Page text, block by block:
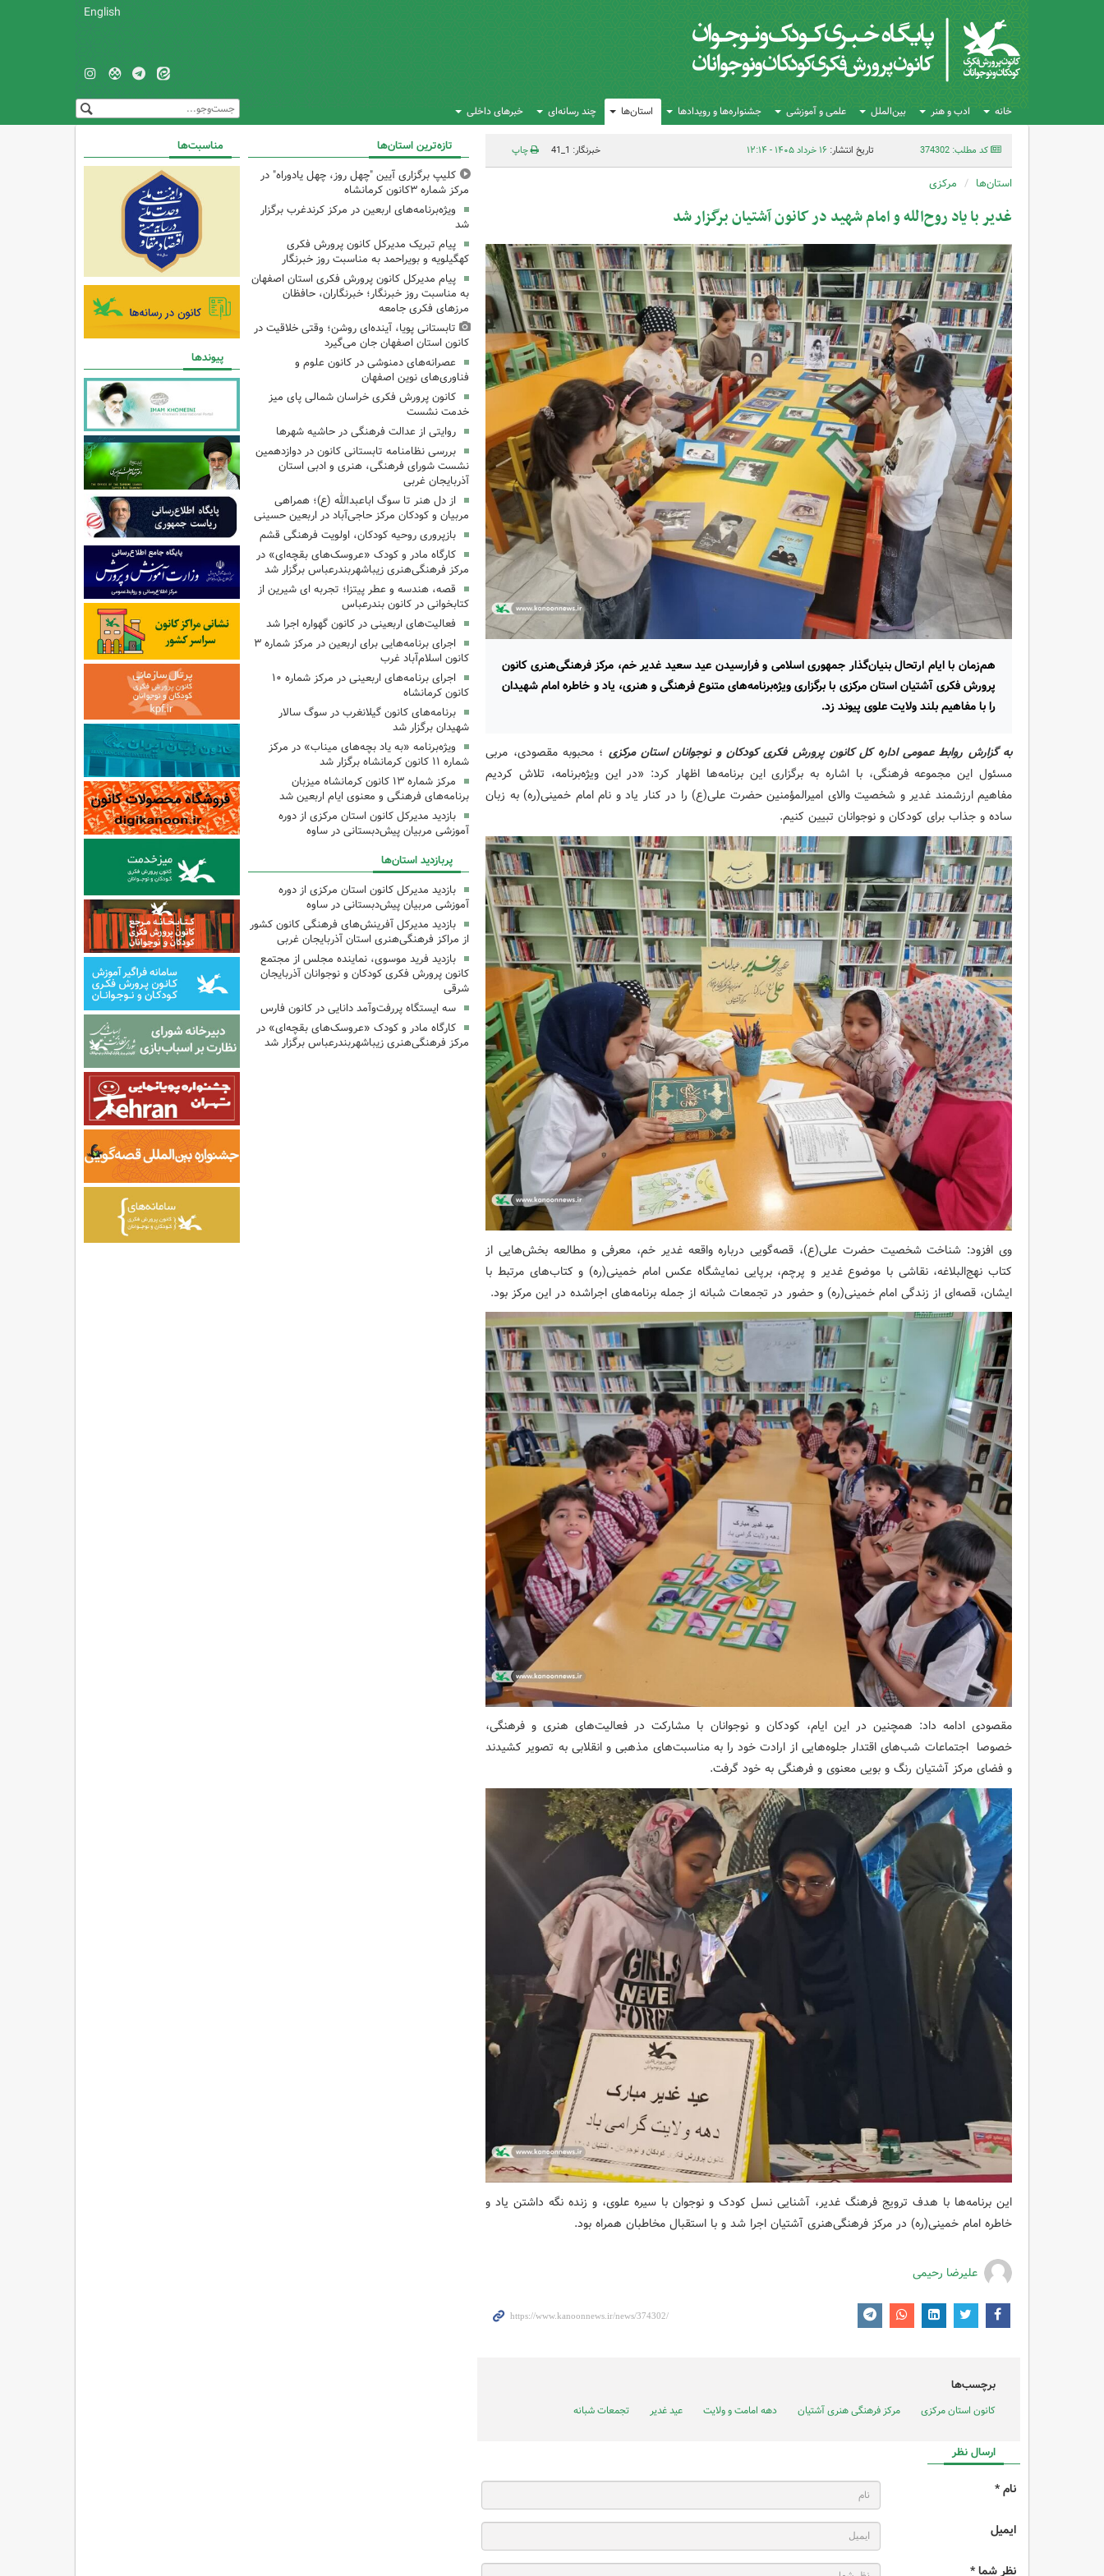
English
خانه ادب و هنر بین‌الملل علمی و آموزشی جشنواره‌ها و رویدادها استان‌ها چند رسانه‌ای خبرهای داخلی
کد مطلب: 374302 تاریخ انتشار:۱۶ خرداد ۱۴۰۵ - ۱۲:۱۴ خبرنگار: 1_41 چاپ
استان‌ها مرکزی
غدیر با یاد روح‌الله و امام شهید در کانون آشتیان برگزار شد
هم‌زمان با ایام ارتحال بنیان‌گذار جمهوری اسلامی و فرارسیدن عید سعید غدیر خم، مرکز فرهنگی‌هنری کانون‌
پرورش فکری آشتیان استان مرکزی با برگزاری ویژه‌برنامه‌های متنوع فرهنگی و هنری، یاد و خاطره امام شهیدان
را با مفاهیم بلند ولایت علوی پیوند زد.
به گزارش روابط عمومی اداره کل کانون پرورش فکری کودکان و نوجوانان استان مرکزی ؛ محبوبه مقصودی، مربی
مسئول این مجموعه فرهنگی، با اشاره به برگزاری این برنامه‌ها اظهار کرد: «در این ویژه‌برنامه، تلاش کردیم
مفاهیم ارزشمند غدیر و شخصیت والای امیرالمؤمنین حضرت علی(ع) را در کنار یاد و نام امام خمینی(ره) به زبان
ساده و جذاب برای کودکان و نوجوانان تبیین کنیم.
وی افزود: شناخت شخصیت حضرت علی(ع)، قصه‌گویی درباره واقعه غدیر خم، معرفی و مطالعه بخش‌هایی از
کتاب نهج‌البلاغه، نقاشی با موضوع غدیر و پرچم، برپایی نمایشگاه عکس امام خمینی(ره) و کتاب‌های مرتبط با
ایشان، قصه‌ای از زندگی امام خمینی(ره) و حضور در تجمعات شبانه از جمله برنامه‌های اجراشده در این مرکز بود.
مقصودی ادامه داد: همچنین در این ایام، کودکان و نوجوانان با مشارکت در فعالیت‌های هنری و فرهنگی،
خصوصا اجتماعات شب‌های اقتدار جلوه‌هایی از ارادت خود را به مناسبت‌های مذهبی و انقلابی به تصویر کشیدند
و فضای مرکز آشتیان رنگ و بویی معنوی و فرهنگی به خود گرفت.
این برنامه‌ها با هدف ترویج فرهنگ غدیر، آشنایی نسل کودک و نوجوان با سیره علوی، و زنده نگه داشتن یاد و
خاطره امام خمینی(ره) در مرکز فرهنگی‌هنری آشتیان اجرا شد و با استقبال مخاطبان همراه بود.
علیرضا رحیمی
برچسب‌ها
کانون استان مرکزی مرکز فرهنگی هنری آشتیان دهه امامت و ولایت عید غدیر تجمعات شبانه
ارسال نظر
نام *
ایمیل
نظر شما *
تازه‌ترین استان‌ها
کلیپ برگزاری آیین "چهل روز، چهل یادوراه" در
مرکز شماره ۳کانون کرمانشاه
ویژه‌برنامه‌های اربعین در مرکز کرندغرب برگزار
شد
پیام تبریک مدیرکل کانون پرورش فکری
کهگیلویه و بویراحمد به مناسبت روز خبرنگار
پیام مدیرکل کانون پرورش فکری استان اصفهان
به مناسبت روز خبرنگار؛ خبرنگاران، حافظان
مرزهای فکری جامعه
تابستانی پویا، آینده‌ای روشن؛ وقتی خلاقیت در
کانون استان اصفهان جان می‌گیرد
عصرانه‌های دمنوشی در کانون علوم و
فناوری‌های نوین اصفهان
کانون پرورش فکری خراسان شمالی پای میز
خدمت نشست
روایتی از عدالت فرهنگی در حاشیه شهرها
بررسی نظامنامه تابستانی کانون در دوازدهمین
نشست شورای فرهنگی، هنری و ادبی استان
آذربایجان غربی
از دل هنر تا سوگ اباعبدالله (ع)؛ همراهی
مربیان و کودکان مرکز حاجی‌آباد در اربعین حسینی
بازپروری روحیه کودکان، اولویت فرهنگی قشم
کارگاه مادر و کودک «عروسک‌های بقچه‌ای» در
مرکز فرهنگی‌هنری زیباشهربندرعباس برگزار شد
قصه، هندسه و عطر پیتزا؛ تجربه ای شیرین از
کتابخوانی در کانون بندرعباس
فعالیت‌های اربعینی در کانون گهواره اجرا شد
اجرای برنامه‌هایی برای اربعین در مرکز شماره ۳
کانون اسلام‌آباد غرب
اجرای برنامه‌های اربعینی در مرکز شماره ۱۰
کانون کرمانشاه
برنامه‌های کانون گیلانغرب در سوگ سالار
شهیدان برگزار شد
ویژه‌برنامه «به یاد بچه‌های میناب» در مرکز
شماره ۱۱ کانون کرمانشاه برگزار شد
مرکز شماره ۱۳ کانون کرمانشاه میزبان
برنامه‌های فرهنگی و معنوی ایام اربعین شد
بازدید مدیرکل کانون استان مرکزی از دوره
آموزشی مربیان پیش‌دبستانی در ساوه
پربازدید استان‌ها
بازدید مدیرکل کانون استان مرکزی از دوره
آموزشی مربیان پیش‌دبستانی در ساوه
بازدید مدیرکل آفرینش‌های فرهنگی کانون کشور
از مراکز فرهنگی‌هنری استان آذربایجان غربی
بازدید فرید موسوی، نماینده مجلس از مجتمع
کانون پرورش فکری کودکان و نوجوانان آذربایجان
شرقی
سه ایستگاه پررفت‌وآمد دانایی در کانون فارس
کارگاه مادر و کودک «عروسک‌های بقچه‌ای» در
مرکز فرهنگی‌هنری زیباشهربندرعباس برگزار شد
مناسبت‌ها
پیوندها